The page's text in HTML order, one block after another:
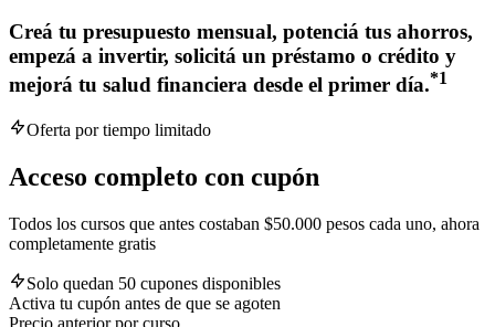
Creá tu presupuesto mensual, potenciá tus ahorros,
empezá a invertir, solicitá un préstamo o crédito y
mejorá tu salud financiera desde el primer día.*1
Oferta por tiempo limitado
Acceso completo con cupón
Todos los cursos que antes costaban $50.000 pesos cada uno, ahora
completamente gratis
Solo quedan 50 cupones disponibles
Activa tu cupón antes de que se agoten
Precio anterior por curso